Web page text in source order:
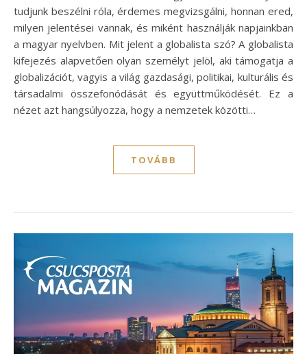
tudjunk beszélni róla, érdemes megvizsgálni, honnan ered,
milyen jelentései vannak, és miként használják napjainkban
a magyar nyelvben. Mit jelent a globalista szó? A globalista
kifejezés alapvetően olyan személyt jelöl, aki támogatja a
globalizációt, vagyis a világ gazdasági, politikai, kulturális és
társadalmi összefonódását és együttműködését. Ez a
nézet azt hangsúlyozza, hogy a nemzetek közötti…
TOVÁBB